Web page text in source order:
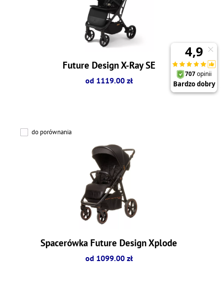
Future Design X-Ray SE
od 1119.00 zł
do porównania
Spacerówka Future Design Xplode
od 1099.00 zł